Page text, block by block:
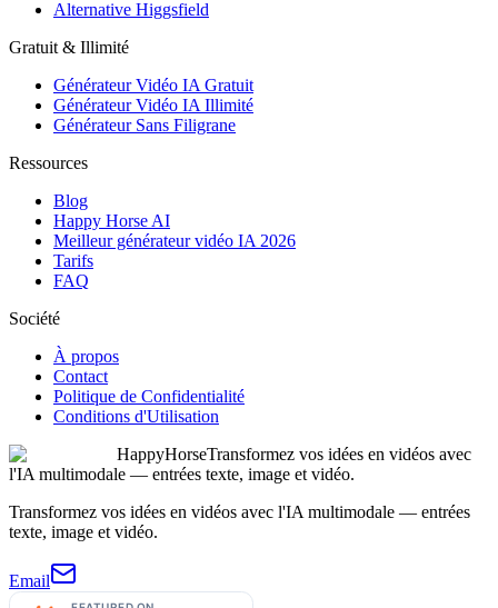
Alternative Higgsfield
Gratuit & Illimité
Générateur Vidéo IA Gratuit
Générateur Vidéo IA Illimité
Générateur Sans Filigrane
Ressources
Blog
Happy Horse AI
Meilleur générateur vidéo IA 2026
Tarifs
FAQ
Société
À propos
Contact
Politique de Confidentialité
Conditions d'Utilisation
HappyHorseTransformez vos idées en vidéos avec
l'IA multimodale — entrées texte, image et vidéo.
Transformez vos idées en vidéos avec l'IA multimodale — entrées
texte, image et vidéo.
Email